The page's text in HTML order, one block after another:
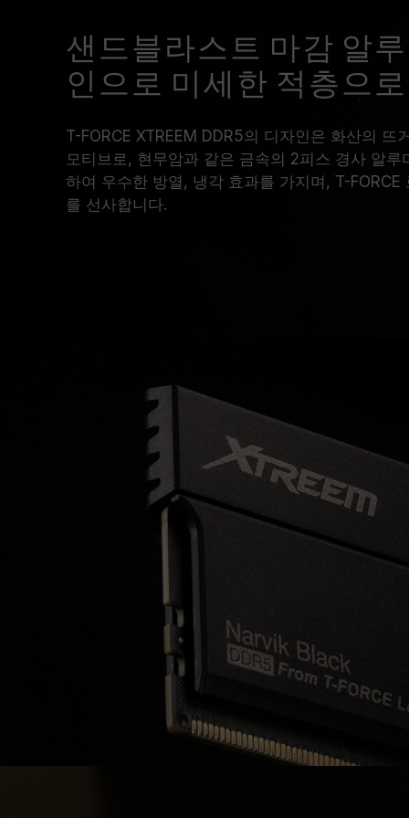
샌드블라스트 마감 알
인으로 미세한 적층으
T-FORCE XTREEM DDR5의 디자인은 화산의 뜨
모티브로, 현무암과 같은 금속의 2피스 경사 알
하여 우수한 방열, 냉각 효과를 가지며, T-
를 선사합니다.